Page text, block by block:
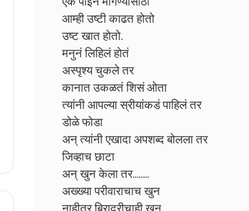
आम्ही उष्टी काढत होतो
उष्ट खात होतो.
मनुनं लिहिलं होतं
अस्पृश्य चुकले तर
कानात उकळतं शिसं ओता
त्यांनी आपल्या स्रीयांकडं पाहिलं तर
डोळे फोडा
अन् त्यांनी एखादा अपशब्द बोलला तर
जिव्हाच छाटा
अन् खुन केला तर........
अख्ख्या परीवाराचाच खुन